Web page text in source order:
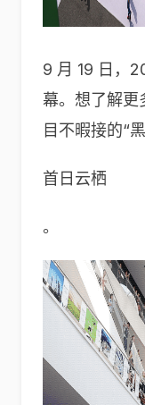
9 月 19 日，
幕。想了解更
目不暇接的“
首日云栖
。